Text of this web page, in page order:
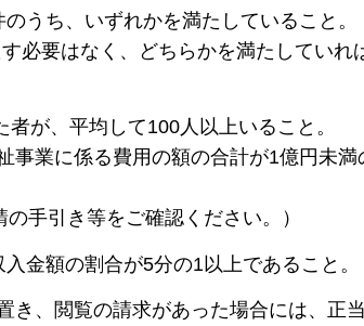
うち、いずれかを満たしていること。
要はなく、どちらかを満たしていれ
が、平均して100人以上いること。
業に係る費用の額の合計が1億円未満
引き等をご確認ください。）
金額の割合が5分の1以上であること。
き、閲覧の請求があった場合には、正